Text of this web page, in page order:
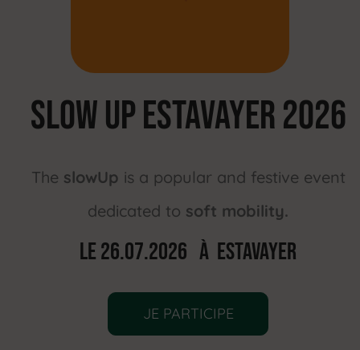
SLOW UP Estavayer 2026
The slowUp is a popular and festive event
dedicated to soft mobility.
Le 26.07.2026 À ESTAVAYER
JE PARTICIPE